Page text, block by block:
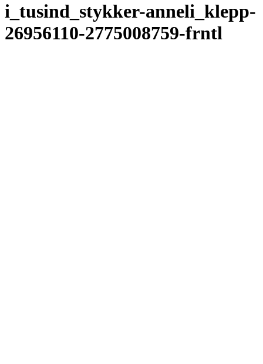
i_tusind_stykker-anneli_klepp-
26956110-2775008759-frntl